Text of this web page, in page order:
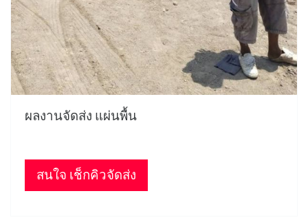
ผลงานจัดส่ง แผ่นพื้น
สนใจ เช็กคิวจัดส่ง